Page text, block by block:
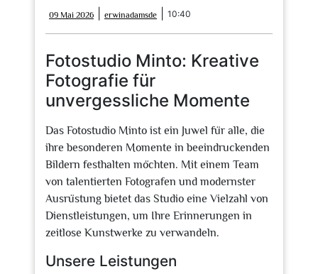
09 Mai 2026
Mai
2026
erwinadamsde erwinadamsde
10:40
Fotostudio Minto: Kreative
Fotografie für
unvergessliche Momente
Das Fotostudio Minto ist ein Juwel für alle, die
ihre besonderen Momente in beeindruckenden
Bildern festhalten möchten. Mit einem Team
von talentierten Fotografen und modernster
Ausrüstung bietet das Studio eine Vielzahl von
Dienstleistungen, um Ihre Erinnerungen in
zeitlose Kunstwerke zu verwandeln.
Unsere Leistungen